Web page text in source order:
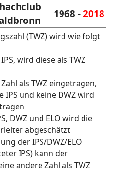
1968 - 2018
(TWZ) wird wie folgt
wird diese als TWZ
als TWZ eingetragen,
IPS und keine DWZ wird
DWZ und ELO wird die
abgeschätzt
der IPS/DWZ/ELO
IPS) kann der
andere Zahl als TWZ